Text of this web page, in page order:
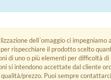
dell´omaggio ci
rispecchiare il prodotto scelto
di uno o più elementi per difficoltà
si intendono accettate dal cliente
prezzo. Puoi sempre